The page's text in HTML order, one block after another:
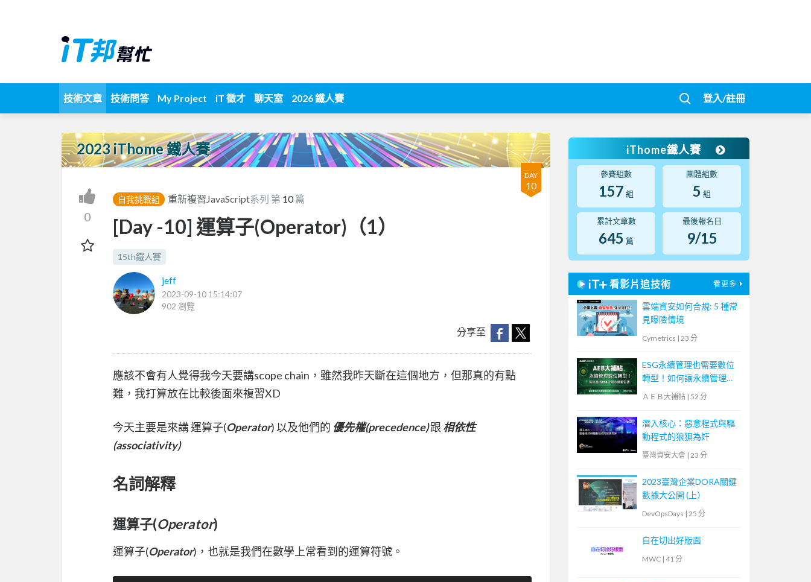
技術文章 技術問答 My Project iT 徵才 聊天室 2026 鐵人賽 登入/註冊
2023 iThome 鐵人賽
DAY
10
0
自我挑戰組 重新複習JavaScript系列 第 10篇
[Day -10] 運算子(Operator)（1）
15th鐵人賽
jeff
2023-09-10 15:14:07
902 瀏覽
分享至
應該不會有人覺得我今天要講scope chain，雖然我昨天斷在這個地方，但那真的有點
難，我打算放在比較後面來複習XD
今天主要是來講 運算子(Operator) 以及他們的 優先權(precedence)跟 相依性
(associativity)
名詞解釋
運算子(Operator)
運算子(Operator)，也就是我們在數學上常看到的運算符號。
iThome鐵人賽
參賽組數
157 組
團體組數
5 組
累計文章數
645 篇
最後報名日
9/15
看影片追技術 看更多
雲端資安如何合規: 5 種常
見曝險情境
Cymetrics | 23 分
ESG永續管理也需要數位
轉型！如何讓永續管理既
高效又符合國際標章？
ＡＥＢ大補帖 | 52 分
潛入核心：惡意程式與驅
動程式的狼狽為奸
臺灣資安大會 | 23 分
2023臺灣企業DORA關鍵
數據大公開 (上）
DevOpsDays | 25 分
自在切出好版面
MWC | 41 分